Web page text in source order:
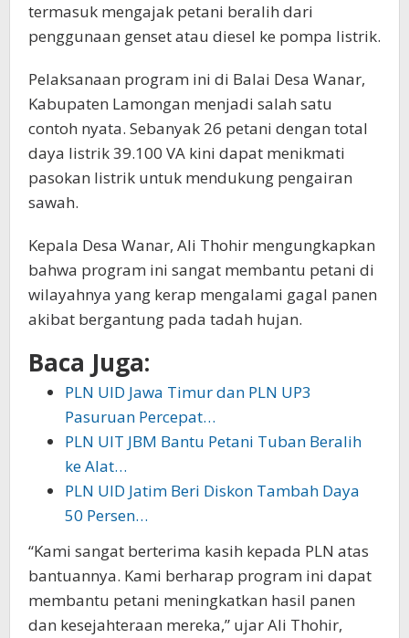
termasuk mengajak petani beralih dari
penggunaan genset atau diesel ke pompa listrik.
Pelaksanaan program ini di Balai Desa Wanar,
Kabupaten Lamongan menjadi salah satu
contoh nyata. Sebanyak 26 petani dengan total
daya listrik 39.100 VA kini dapat menikmati
pasokan listrik untuk mendukung pengairan
sawah.
Kepala Desa Wanar, Ali Thohir mengungkapkan
bahwa program ini sangat membantu petani di
wilayahnya yang kerap mengalami gagal panen
akibat bergantung pada tadah hujan.
Baca Juga:
PLN UID Jawa Timur dan PLN UP3
Pasuruan Percepat…
PLN UIT JBM Bantu Petani Tuban Beralih
ke Alat…
PLN UID Jatim Beri Diskon Tambah Daya
50 Persen…
“Kami sangat berterima kasih kepada PLN atas
bantuannya. Kami berharap program ini dapat
membantu petani meningkatkan hasil panen
dan kesejahteraan mereka,” ujar Ali Thohir,